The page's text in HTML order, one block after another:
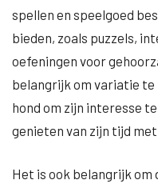
spellen en speelgoed
bieden, zoals puzzels,
oefeningen voor
belangrijk om variatie te
hond om zijn interesse
genieten van zijn tijd
Het is ook belangrijk om